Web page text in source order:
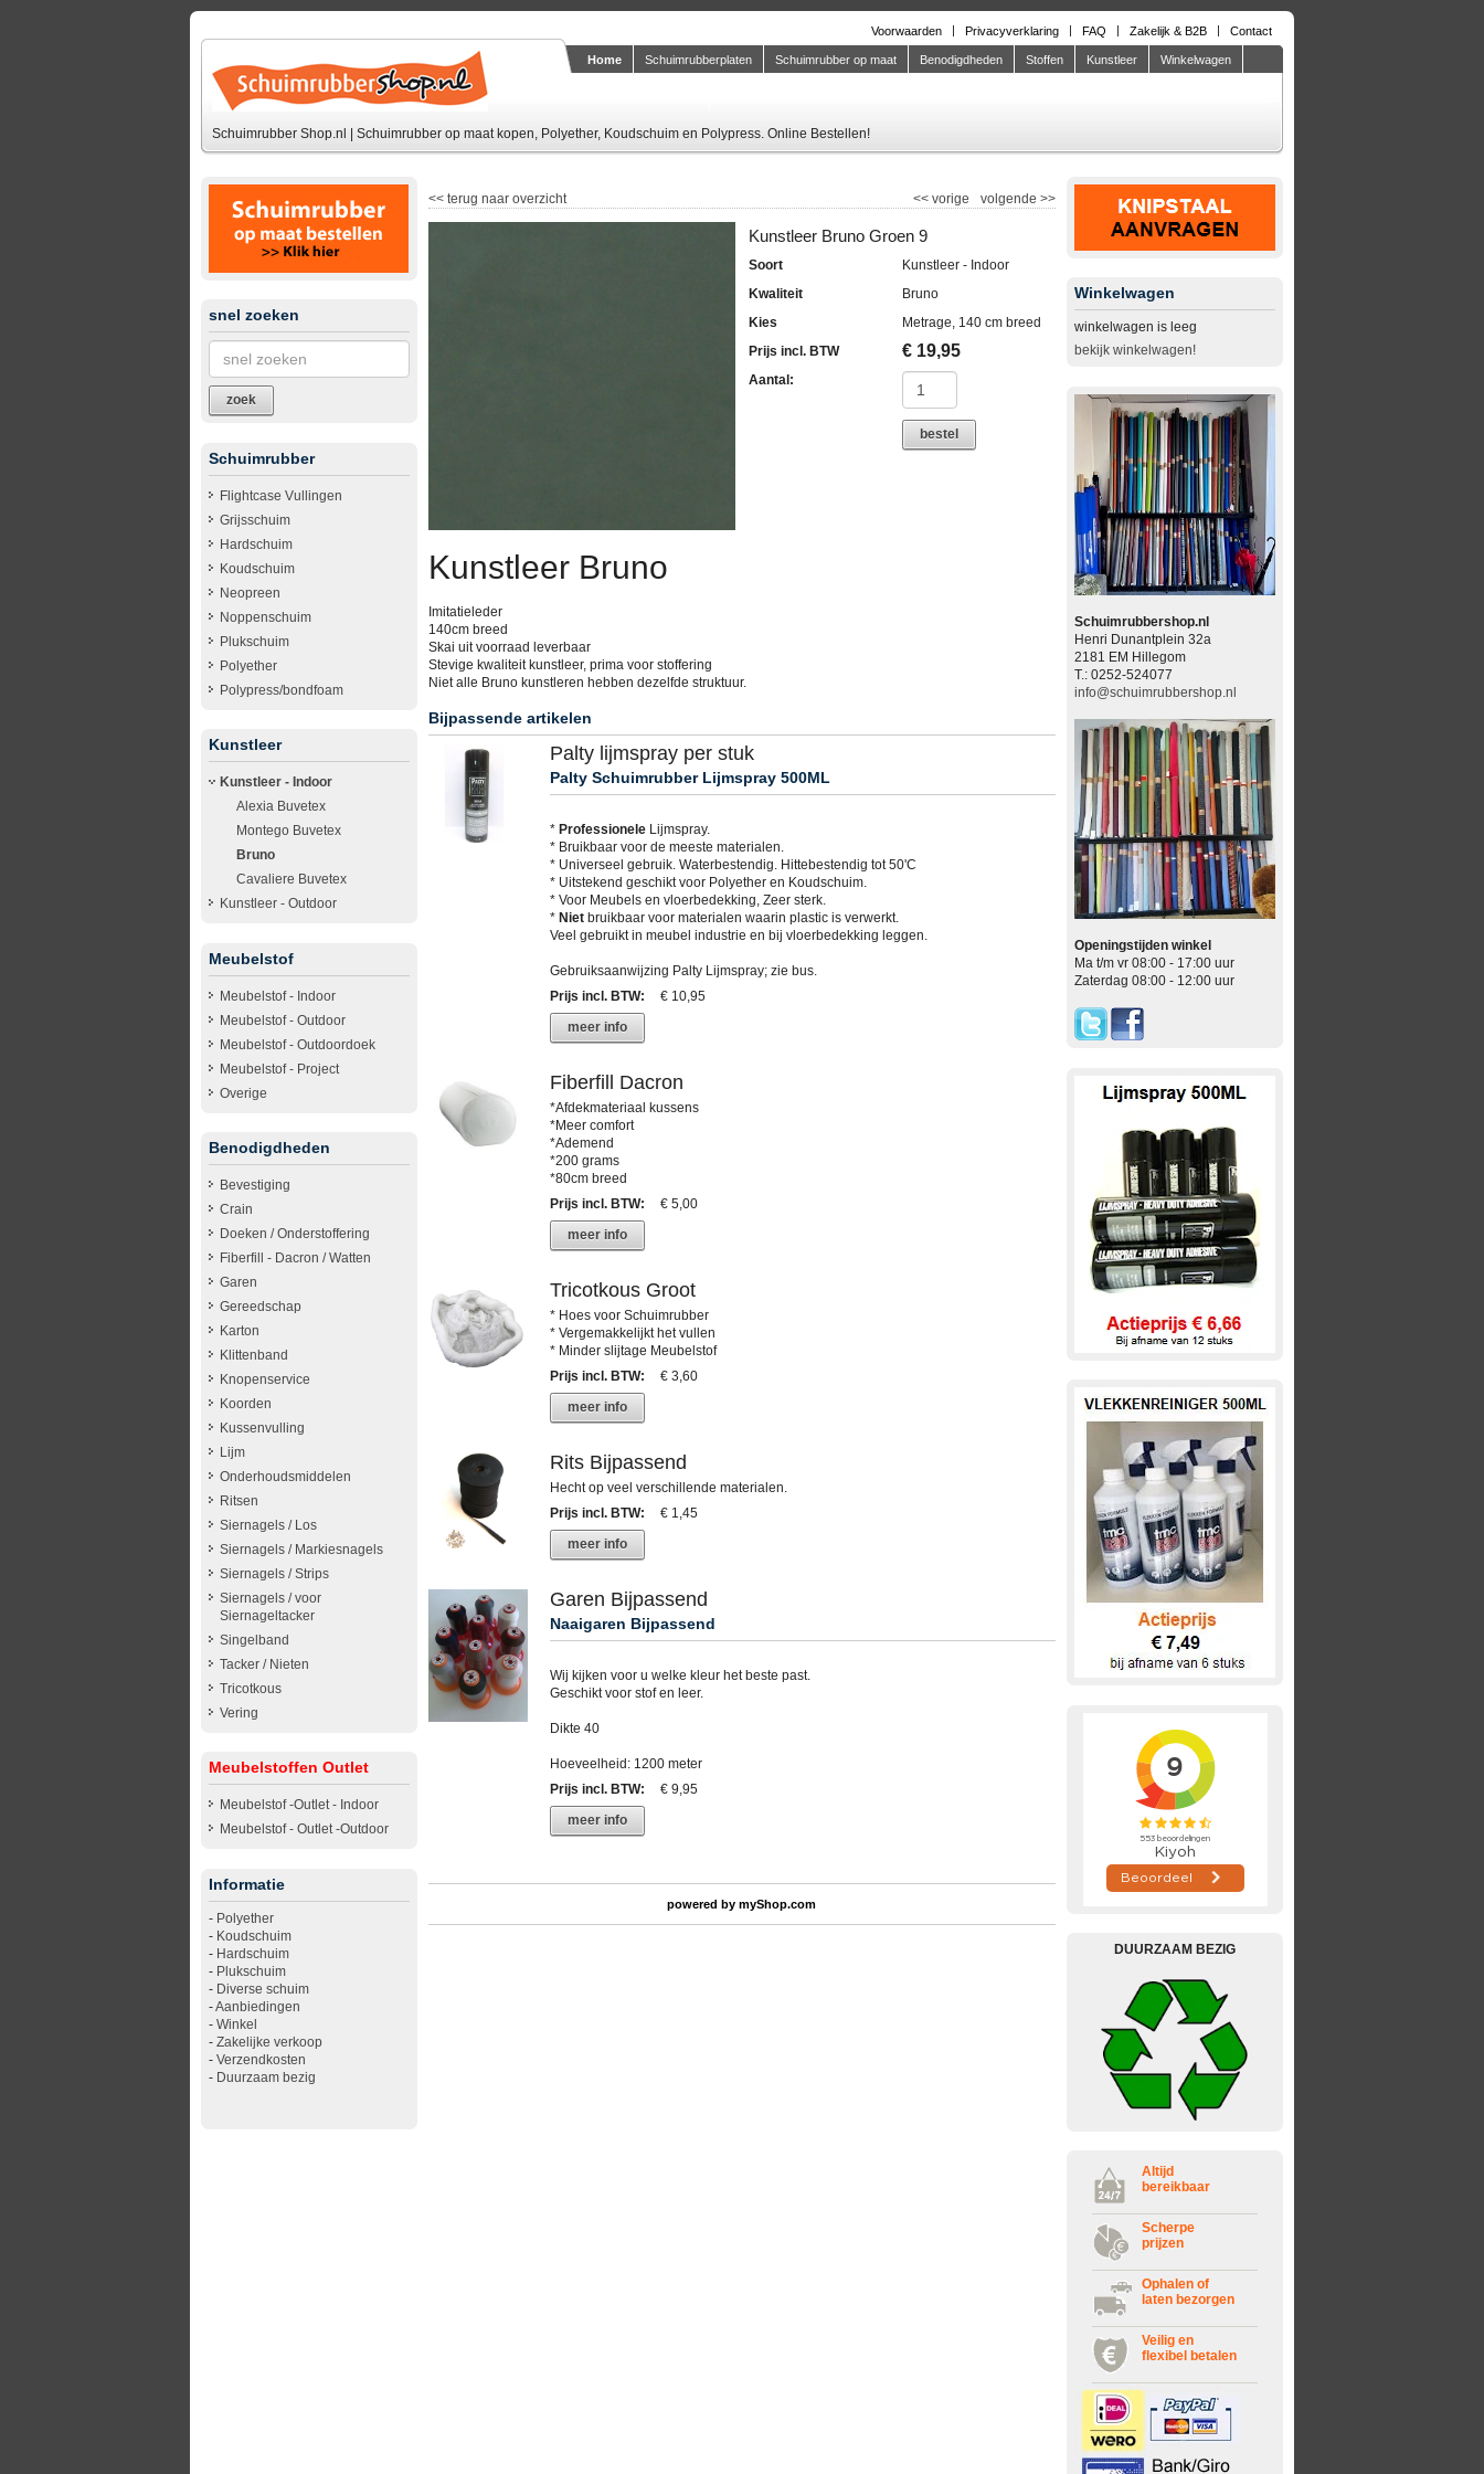
Voorwaarden Privacyverklaring FAQ Zakelijk & B2B Contact
Schuimrubber Shop.nl | Schuimrubber op maat kopen, Polyether, Koudschuim en Polypress. Online Bestellen!
Home Schuimrubberplaten Schuimrubber op maat Benodigdheden Stoffen Kunstleer Winkelwagen
snel zoeken
zoek
Schuimrubber
Flightcase Vullingen
Grijsschuim
Hardschuim
Koudschuim
Neopreen
Noppenschuim
Plukschuim
Polyether
Polypress/bondfoam
Kunstleer
Kunstleer - Indoor
Alexia Buvetex
Montego Buvetex
Bruno
Cavaliere Buvetex
Kunstleer - Outdoor
Meubelstof
Meubelstof - Indoor
Meubelstof - Outdoor
Meubelstof - Outdoordoek
Meubelstof - Project
Overige
Benodigdheden
Bevestiging
Crain
Doeken / Onderstoffering
Fiberfill - Dacron / Watten
Garen
Gereedschap
Karton
Klittenband
Knopenservice
Koorden
Kussenvulling
Lijm
Onderhoudsmiddelen
Ritsen
Siernagels / Los
Siernagels / Markiesnagels
Siernagels / Strips
Siernagels / voor
Siernageltacker
Singelband
Tacker / Nieten
Tricotkous
Vering
Meubelstoffen Outlet
Meubelstof -Outlet - Indoor
Meubelstof - Outlet -Outdoor
Informatie
- Polyether
- Koudschuim
- Hardschuim
- Plukschuim
- Diverse schuim
-Aanbiedingen
- Winkel
- Zakelijke verkoop
- Verzendkosten
- Duurzaam bezig
<< terug naar overzicht volgende >>
<<vorige
Kunstleer Bruno Groen 9
Soort
Kunstleer - Indoor
Kwaliteit
Bruno
Kies
Metrage, 140 cm breed
Prijs incl. BTW
€ 19,95
Aantal:
bestel
Kunstleer Bruno
Imitatieleder
140cm breed
Skai uit voorraad leverbaar
Stevige kwaliteit kunstleer, prima voor stoffering
Niet alle Bruno kunstleren hebben dezelfde struktuur.
Bijpassende artikelen
Palty lijmspray per stuk
Palty Schuimrubber Lijmspray 500ML
* ProfessioneleLijmspray.
* Bruikbaar voor de meeste materialen.
* Universeel gebruik. Waterbestendig. Hittebestendig tot 50'C
* Uitstekend geschikt voor Polyether en Koudschuim.
* Voor Meubels en vloerbedekking, Zeer sterk.
* Nietbruikbaar voor materialen waarin plastic is verwerkt.
Veel gebruikt in meubel industrie en bij vloerbedekking leggen.
Gebruiksaanwijzing Palty Lijmspray; zie bus.
Prijs incl. BTW:
€ 10,95
meer info
Fiberfill Dacron
*Afdekmateriaal kussens
*Meer comfort
*Ademend
*200 grams
*80cm breed
Prijs incl. BTW:
€ 5,00
meer info
Tricotkous Groot
* Hoes voor Schuimrubber
* Vergemakkelijkt het vullen
* Minder slijtage Meubelstof
Prijs incl. BTW:
€ 3,60
meer info
Rits Bijpassend
Hecht op veel verschillende materialen.
Prijs incl. BTW:
€ 1,45
meer info
Garen Bijpassend
Naaigaren Bijpassend
Wij kijken voor u welke kleur het beste past.
Geschikt voor stof en leer.
Dikte 40
Hoeveelheid: 1200 meter
Prijs incl. BTW:
€ 9,95
meer info
powered bymyShop.com
Winkelwagen
winkelwagen is leeg
bekijk winkelwagen!
Schuimrubbershop.nl
Henri Dunantplein 32a
2181 EM Hillegom
T.: 0252-524077
info@schuimrubbershop.nl
Openingstijden winkel
Ma t/m vr 08:00 - 17:00 uur
Zaterdag 08:00 - 12:00 uur
DUURZAAM BEZIG
Altijd
bereikbaar
Scherpe
prijzen
Ophalen of
laten bezorgen
Veilig en
flexibel betalen